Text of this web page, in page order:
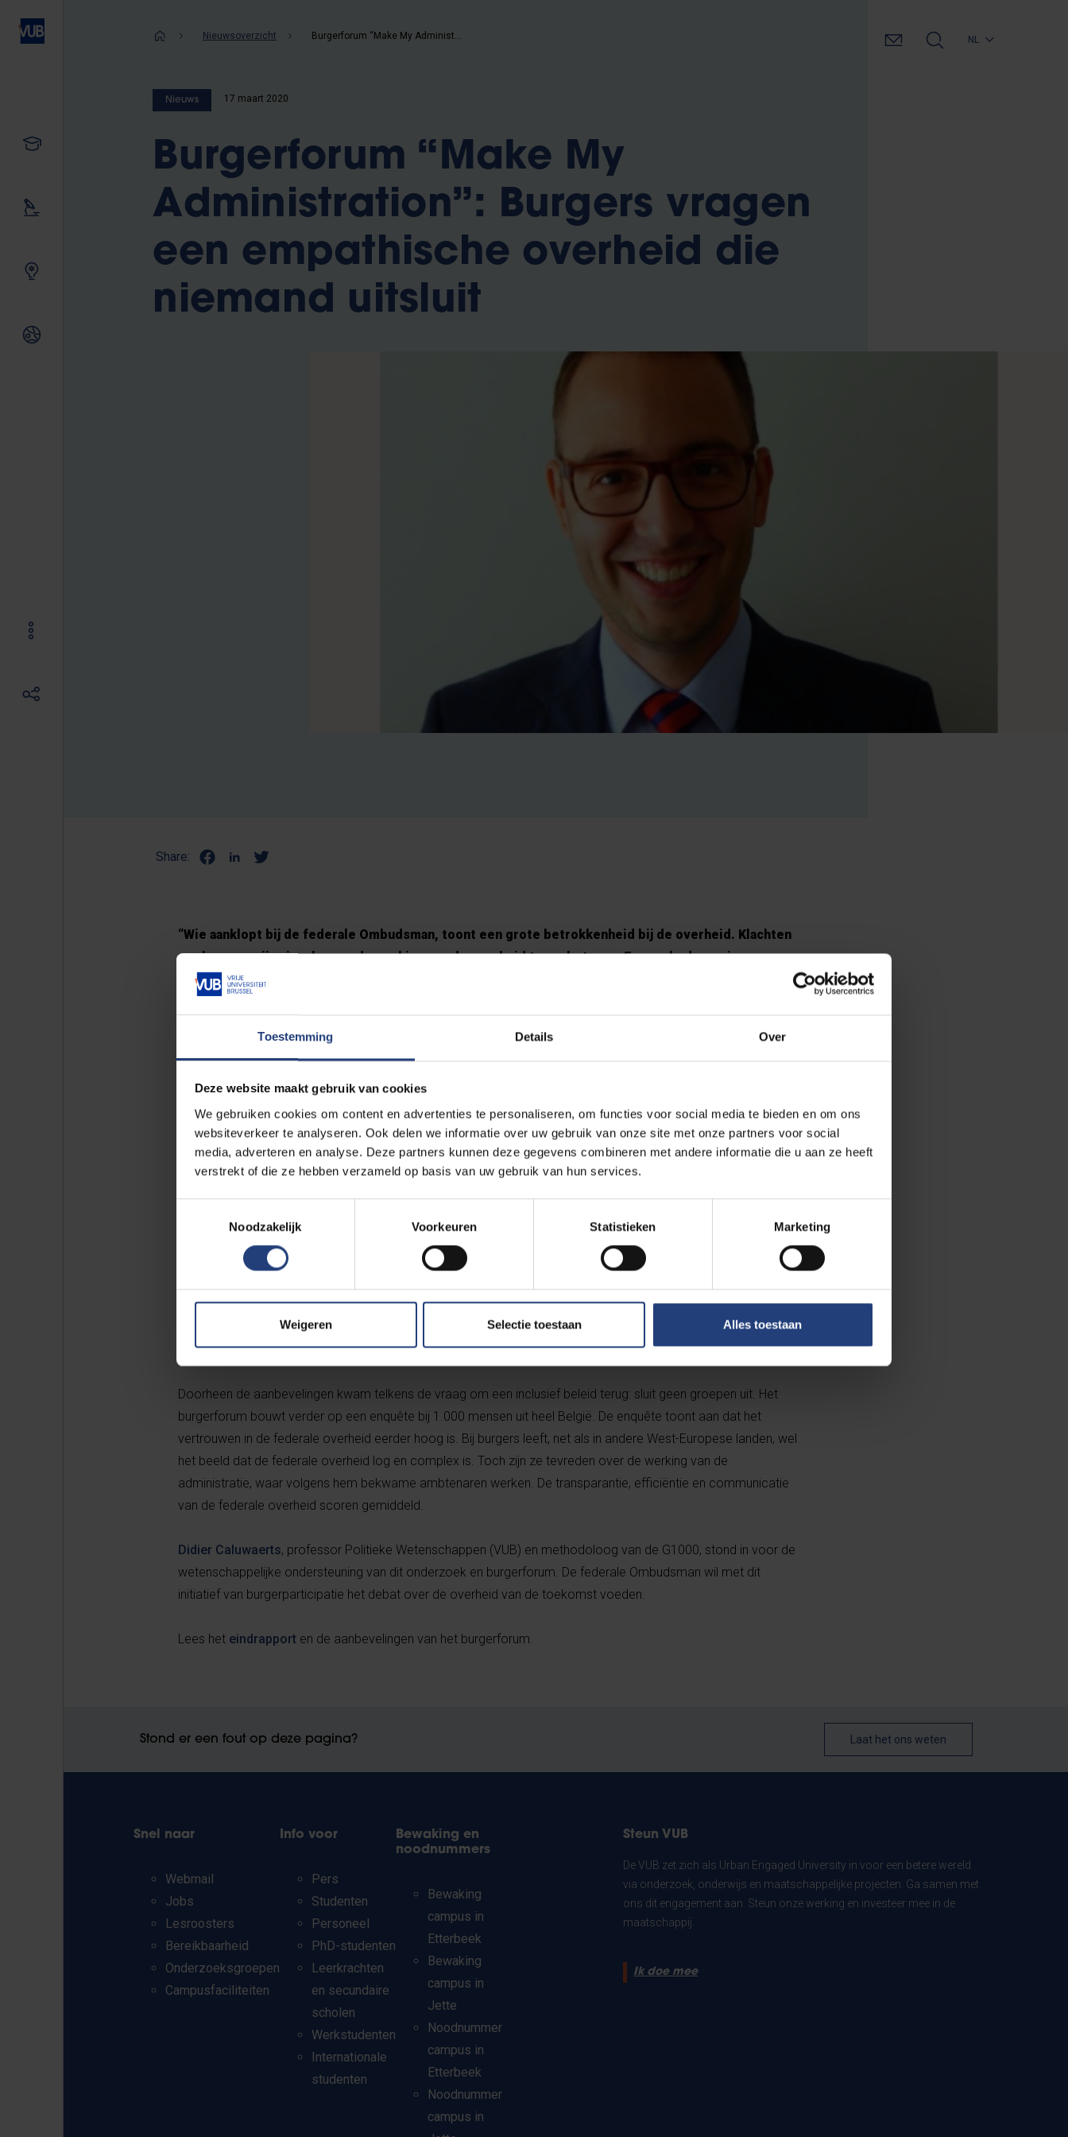
Toestemming Details Over
Deze website maakt gebruik van cookies
We gebruiken cookies om content en advertenties te personaliseren, om functies voor social media te bieden en om ons
websiteverkeer te analyseren. Ook delen we informatie over uw gebruik van onze site met onze partners voor social
media, adverteren en analyse. Deze partners kunnen deze gegevens combineren met andere informatie die u aan ze heeft
verstrekt of die ze hebben verzameld op basis van uw gebruik van hun services.
Noodzakelijk
Voorkeuren Statistieken Marketing
Weigeren Selectie toestaan Alles toestaan
Ons onderzoek
Kruimelpad
Nieuwsoverzicht NL
Nieuws 17 maart 2020
Burgerforum “Make My
Administration”: Burgers vragen
een empathische overheid die
niemand uitsluit
Share:
“Wie aanklopt bij de federale Ombudsman, toont een grote betrokkenheid bij de overheid. Klachten
van burgers zijn signalen om de werking van de overheid te verbeteren. Een ombudsman is
onafhankelijk en onpartijdig. Hij wil bijdragen aan het debat over goed bestuur”, zegt Guido Herman,
federaal Ombudsman.
“Make My Administration” is het burgerforum met een vijftigtal burgers dat de federale Ombudsman
burgers plechtig hun aanbevelingen uit het burgerforum “Make My Administration” aan politici en
topambtenaren. In 8 overkoepelende aanbevelingen vragen de burgers voor de toekomst:
1 … een empathische en menselijke overheid.
2 … een bereikbare en begrijpelijke overheid.
3 … dat de overheid de rollen omkeert.
4 … dat de overheid haar personeel motiveert, stimuleert en waardeert.
5 … dat de overheid inzet op de lange termijn.
6 … dat de overheid de trein van de technologische innovatie niet mist.
8 … dat de overheid volop inzet op communicatie en transparantie.
Doorheen de aanbevelingen kwam telkens de vraag om een inclusief beleid terug: sluit geen groepen uit. Het
burgerforum bouwt verder op een enquête bij 1.000 mensen uit heel België. De enquête toont aan dat het
vertrouwen in de federale overheid eerder hoog is. Bij burgers leeft, net als in andere West-Europese landen, wel
het beeld dat de federale overheid log en complex is. Toch zijn ze tevreden over de werking van de
administratie, waar volgens hem bekwame ambtenaren werken. De transparantie, efficiëntie en communicatie
van de federale overheid scoren gemiddeld.
Didier Caluwaerts, professor Politieke Wetenschappen (VUB) en methodoloog van de G1000, stond in voor de
wetenschappelijke ondersteuning van dit onderzoek en burgerforum. De federale Ombudsman wil met dit
initiatief van burgerparticipatie het debat over de overheid van de toekomst voeden.
Lees het eindrapport en de aanbevelingen van het burgerforum.
Stond er een fout op deze pagina? Laat het ons weten
Snel naar
Webmail
Jobs
Lesroosters
Bereikbaarheid
Onderzoeksgroepen
Campusfaciliteiten
Info voor
Pers
Studenten
Personeel
PhD-studenten
Leerkrachten
en secundaire
scholen
Werkstudenten
Internationale
studenten
Bewaking en
noodnummers
Bewaking
campus in
Etterbeek
Bewaking
campus in
Jette
Noodnummer
campus in
Etterbeek
Noodnummer
campus in
Steun VUB
De VUB zet zich als Urban Engaged University in voor een betere wereld
via onderzoek, onderwijs en maatschappelijke projecten. Ga samen met
ons dit engagement aan. Steun onze werking en investeer mee in de
maatschappij.
Ik doe mee